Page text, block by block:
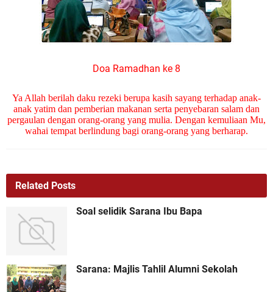
Doa Ramadhan ke 8
Ya Allah berilah daku rezeki berupa kasih sayang terhadap anak-
anak yatim dan pemberian makanan serta penyebaran salam dan
pergaulan dengan orang-orang yang mulia. Dengan kemuliaan Mu,
wahai tempat berlindung bagi orang-orang yang berharap.
Related Posts
Soal selidik Sarana Ibu Bapa
Sarana: Majlis Tahlil Alumni Sekolah